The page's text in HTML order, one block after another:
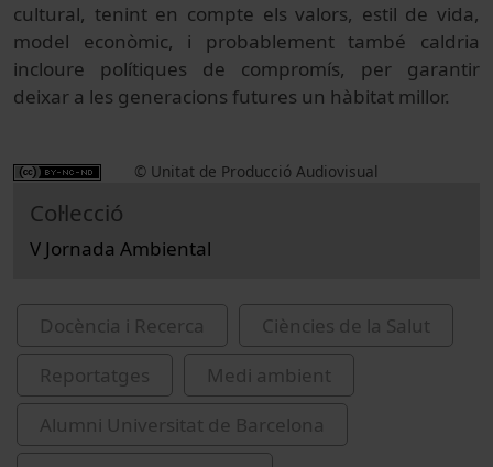
cultural, tenint en compte els valors, estil de vida,
model
econòmic, i probablement també
caldria
incloure
polítiques de compromís, per garantir
deixar a les generacions futures un hàbitat millor.
© Unitat de Producció Audiovisual
Col·lecció
V Jornada Ambiental
Docència i Recerca
Ciències de la Salut
Reportatges
Medi ambient
Alumni Universitat de Barcelona